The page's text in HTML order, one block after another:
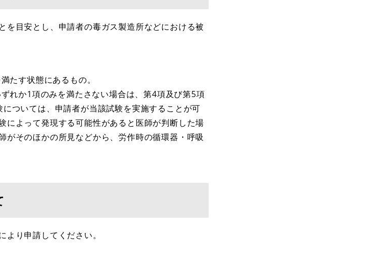
目安とし、申請者の毒ガス製造所などにおける被
たす状態にあるもの。
れか1項のみを満たさない場合は、第4項及び第5項
ついては、申請者が当該試験を実施することが可
によって発現する可能性があると医師が判断した場
そのほかの所見などから、労作時の循環器・呼吸
り申請してください。